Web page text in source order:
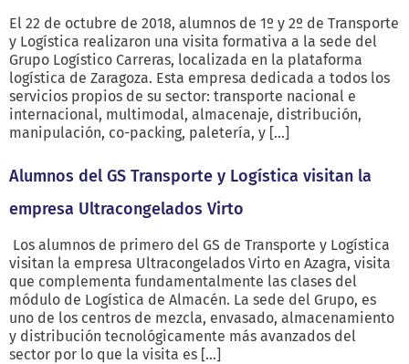
El 22 de octubre de 2018, alumnos de 1º y 2º de Transporte
y Logística realizaron una visita formativa a la sede del
Grupo Logístico Carreras, localizada en la plataforma
logística de Zaragoza. Esta empresa dedicada a todos los
servicios propios de su sector: transporte nacional e
internacional, multimodal, almacenaje, distribución,
manipulación, co-packing, paletería, y […]
Alumnos del GS Transporte y Logística visitan la
empresa Ultracongelados Virto
Los alumnos de primero del GS de Transporte y Logística
visitan la empresa Ultracongelados Virto en Azagra, visita
que complementa fundamentalmente las clases del
módulo de Logística de Almacén. La sede del Grupo, es
uno de los centros de mezcla, envasado, almacenamiento
y distribución tecnológicamente más avanzados del
sector por lo que la visita es […]